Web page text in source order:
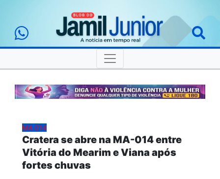
MA 014
Cratera se abre na MA-014 entre
Vitória do Mearim e Viana após
fortes chuvas